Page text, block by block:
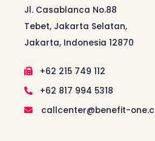
Jl. Casablanca No.88
Tebet, Jakarta Selatan,
Jakarta, Indonesia 12870
+62 215 749 112
+62 817 994 5318
callcenter@benefit-